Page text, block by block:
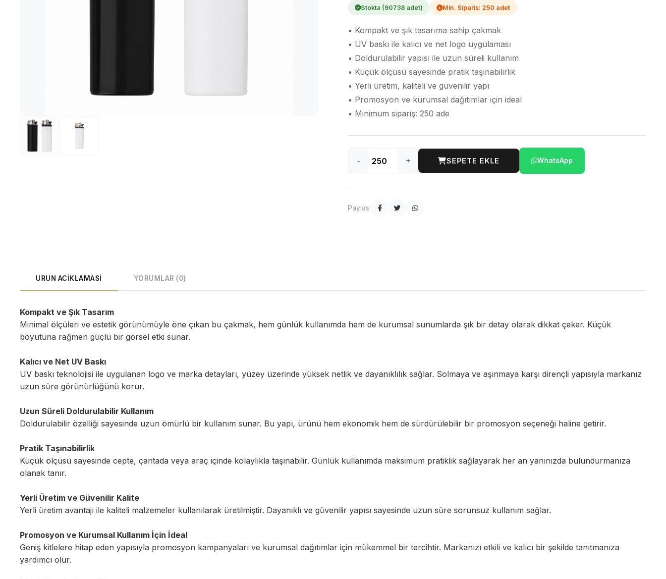
Stokta (90738 adet) Min. Siparis: 250 adet
• Kompakt ve şık tasarıma sahip çakmak
• UV baskı ile kalıcı ve net logo uygulaması
• Doldurulabilir yapısı ile uzun süreli kullanım
• Küçük ölçüsü sayesinde pratik taşınabilirlik
• Yerli üretim, kaliteli ve güvenilir yapı
• Promosyon ve kurumsal dağıtımlar için ideal
• Minimum sipariş: 250 ade
- + SEPETE EKLE WhatsApp
Paylas:
URUN ACIKLAMASI YORUMLAR (0)
Kompakt ve Şık Tasarım
Minimal ölçüleri ve estetik görünümüyle öne çıkan bu çakmak, hem günlük kullanımda hem de kurumsal sunumlarda şık bir detay olarak dikkat çeker. Küçük
boyutuna rağmen güçlü bir görsel etki sunar.
Kalıcı ve Net UV Baskı
UV baskı teknolojisi ile uygulanan logo ve marka detayları, yüzey üzerinde yüksek netlik ve dayanıklılık sağlar. Solmaya ve aşınmaya karşı dirençli yapısıyla markanız
uzun süre görünürlüğünü korur.
Uzun Süreli Doldurulabilir Kullanım
Doldurulabilir özelliği sayesinde uzun ömürlü bir kullanım sunar. Bu yapı, ürünü hem ekonomik hem de sürdürülebilir bir promosyon seçeneği haline getirir.
Pratik Taşınabilirlik
Küçük ölçüsü sayesinde cepte, çantada veya araç içinde kolaylıkla taşınabilir. Günlük kullanımda maksimum pratiklik sağlayarak her an yanınızda bulundurmanıza
olanak tanır.
Yerli Üretim ve Güvenilir Kalite
Yerli üretim avantajı ile kaliteli malzemeler kullanılarak üretilmiştir. Dayanıklı ve güvenilir yapısı sayesinde uzun süre sorunsuz kullanım sağlar.
Promosyon ve Kurumsal Kullanım İçin İdeal
Geniş kitlelere hitap eden yapısıyla promosyon kampanyaları ve kurumsal dağıtımlar için mükemmel bir tercihtir. Markanızı etkili ve kalıcı bir şekilde tanıtmanıza
yardımcı olur.